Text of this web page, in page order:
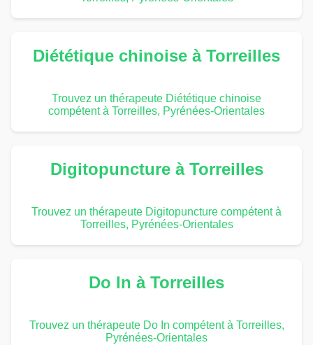
Diététique chinoise à Torreilles
Trouvez un thérapeute Diététique chinoise
compétent à Torreilles, Pyrénées-Orientales
Digitopuncture à Torreilles
Trouvez un thérapeute Digitopuncture compétent à
Torreilles, Pyrénées-Orientales
Do In à Torreilles
Trouvez un thérapeute Do In compétent à Torreilles,
Pyrénées-Orientales